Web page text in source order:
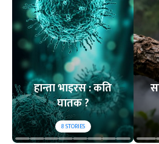
हान्ता भाइरस : कति
घातक ?
8STORIES